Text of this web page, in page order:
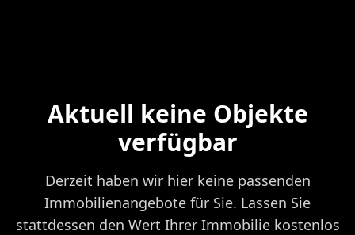
Aktuell keine Objekte
verfügbar
Derzeit haben wir hier keine passenden
Immobilienangebote für Sie. Lassen Sie
stattdessen den Wert Ihrer Immobilie kostenlos